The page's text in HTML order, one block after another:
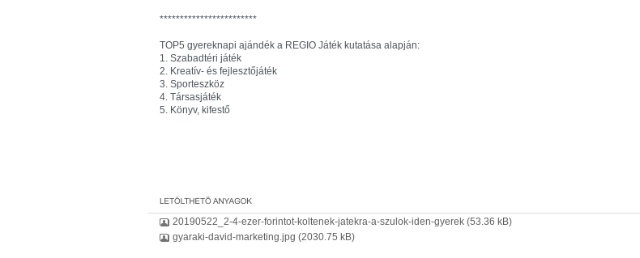
************************
TOP5 gyereknapi ajándék a REGIO Játék kutatása alapján:
1. Szabadtéri játék
2. Kreatív- és fejlesztőjáték
3. Sporteszköz
4. Társasjáték
5. Könyv, kifestő
20190522_2-4-ezer-forintot-koltenek-jatekra-a-szulok-iden-gyerek (53.36 kB)
gyaraki-david-marketing.jpg (2030.75 kB)